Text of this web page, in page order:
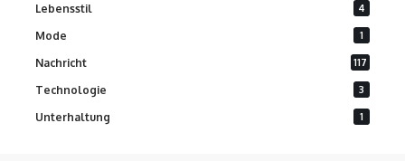
Lebensstil 4
Mode 1
Nachricht 117
Technologie 3
Unterhaltung 1